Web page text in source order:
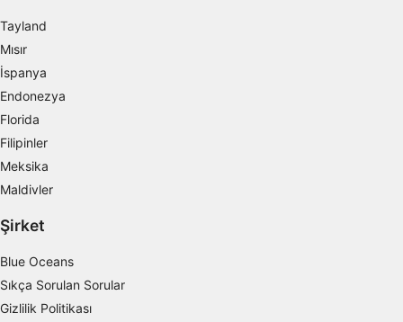
Tayland
Mısır
İspanya
Endonezya
Florida
Filipinler
Meksika
Maldivler
Şirket
Blue Oceans
Sıkça Sorulan Sorular
Gizlilik Politikası
IAB dışı işleme amaçları:
Verim
Fonksiyonel
Reklâm